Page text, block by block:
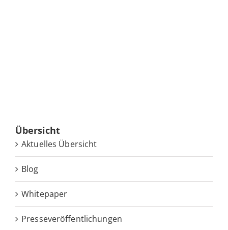
Über­sicht
Ak­tu­el­les Übersicht
Blog
White­pa­per
Pres­se­ver­öf­fent­li­chun­gen